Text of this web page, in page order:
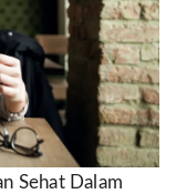
Sehat Dalam